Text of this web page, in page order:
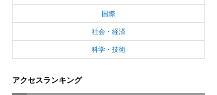
国際
社会・経済
科学・技術
アクセスランキング